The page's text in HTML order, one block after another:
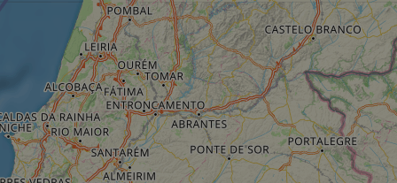
Targeting Funktionalität
Unklassifizierte